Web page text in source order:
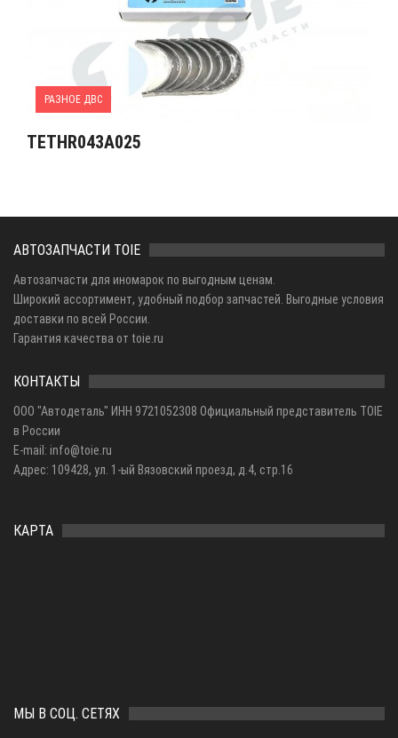
РАЗНОЕ ДВС
TETHR043A025
АВТОЗАПЧАСТИ TOIE
Автозапчасти для иномарок по выгодным ценам.
Широкий ассортимент, удобный подбор запчастей. Выгодные условия
доставки по всей России.
Гарантия качества от toie.ru
КОНТАКТЫ
ООО "Автодеталь" ИНН 9721052308 Официальный представитель TOIE
в России
E-mail: info@toie.ru
Адрес: 109428, ул. 1-ый Вязовский проезд, д.4, стр.16
КАРТА
МЫ В СОЦ. СЕТЯХ